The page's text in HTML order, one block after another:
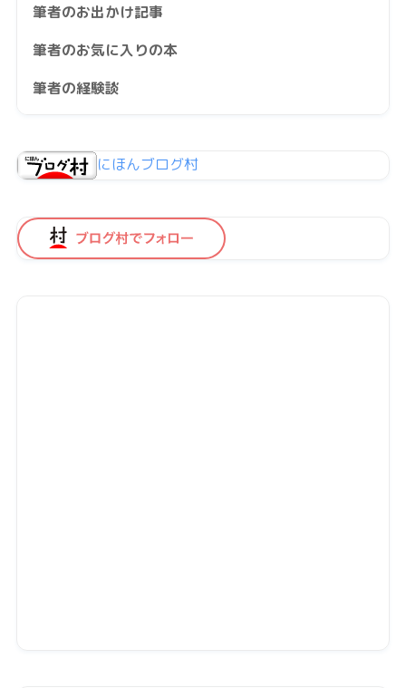
筆者のお出かけ記事
筆者のお気に入りの本
筆者の経験談
にほんブログ村